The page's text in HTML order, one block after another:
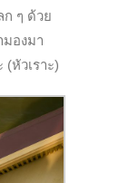
ๆ ด้วย
องมา
หัวเราะ)